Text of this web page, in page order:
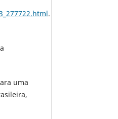
.
uma